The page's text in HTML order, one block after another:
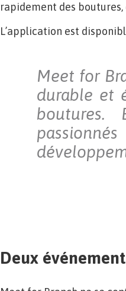
rapidement des boutures,
L’application est
Meet for
durable et
boutures.
Deux